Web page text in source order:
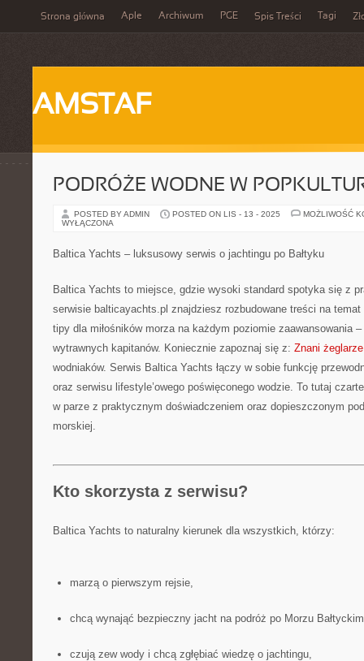
Strona główna Aple Archiwum PGE Spis Treści Tagi
AMSTAF
PODRÓŻE WODNE W
POSTED BY ADMIN POSTED ON LIS - 13 - 2025
MOŻLIWOŚĆ
WYŁĄCZONA
Baltica Yachts – luksusowy serwis o jachtingu po Bałtyku
Baltica Yachts to miejsce, gdzie wysoki standard spotyka się z
serwisie balticayachts.pl znajdziesz rozbudowane treści na
tipy dla miłośników morza na każdym poziomie zaawansowania
wytrawnych kapitanów. Koniecznie zapoznaj się z: Znani
wodniaków. Serwis Baltica Yachts łączy w sobie funkcję
oraz serwisu lifestyle’owego poświęconego wodzie. To tutaj
w parze z praktycznym doświadczeniem oraz dopieszczonym
morskiej.
Kto skorzysta z serwisu?
Baltica Yachts to naturalny kierunek dla wszystkich, którzy:
marzą o pierwszym rejsie,
chcą wynająć bezpieczny jacht na podróż po Morzu
czują zew wody i chcą zgłębiać wiedzę o jachtingu,